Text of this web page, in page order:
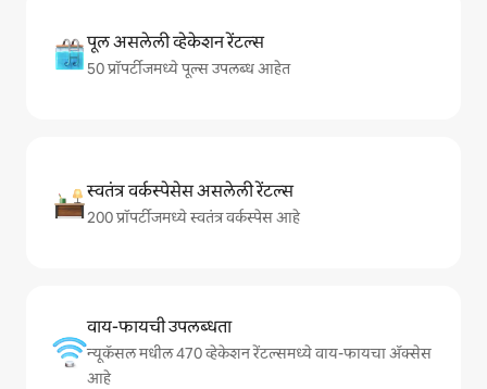
पूल असलेली व्हेकेशन रेंटल्स
50 प्रॉपर्टीजमध्ये पूल्स उपलब्ध आहेत
स्वतंत्र वर्कस्पेसेस असलेली रेंटल्स
200 प्रॉपर्टीजमध्ये स्वतंत्र वर्कस्पेस आहे
वाय-फायची उपलब्धता
न्यूकॅसल मधील 470 व्हेकेशन रेंटल्समध्ये वाय-फायचा अ‍ॅक्सेस
आहे